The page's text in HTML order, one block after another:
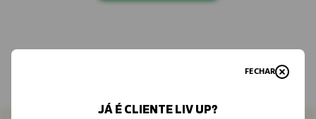
FECHAR
JÁ É CLIENTE LIV UP?